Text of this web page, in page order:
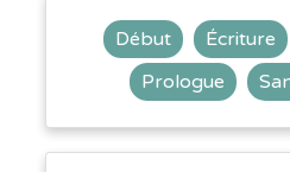
Début Écriture
Prologue